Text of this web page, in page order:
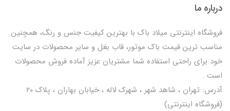
درباره ما
فروشگاه اینترنتی میلاد باک با بهترین کیفیت جنس و رنگ، همچنین
مناسب ترین قیمت باک موتور، قاب بغل و سایر محصولات در سایت
خود برای راحتی استفاده شما مشتریان عزیز آماده فروش محصولات
است .
آدرس: تهران ، شاهد شهر ، شهرک لاله ، خیابان بهاران ، پلاک ۲۰
(فروشگاه اینترنتی)